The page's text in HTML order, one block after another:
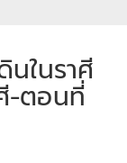
ในราศี
-ตอนที่